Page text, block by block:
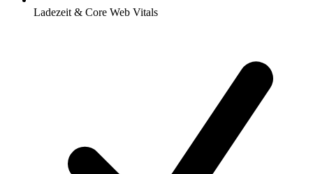
Ladezeit & Core Web Vitals